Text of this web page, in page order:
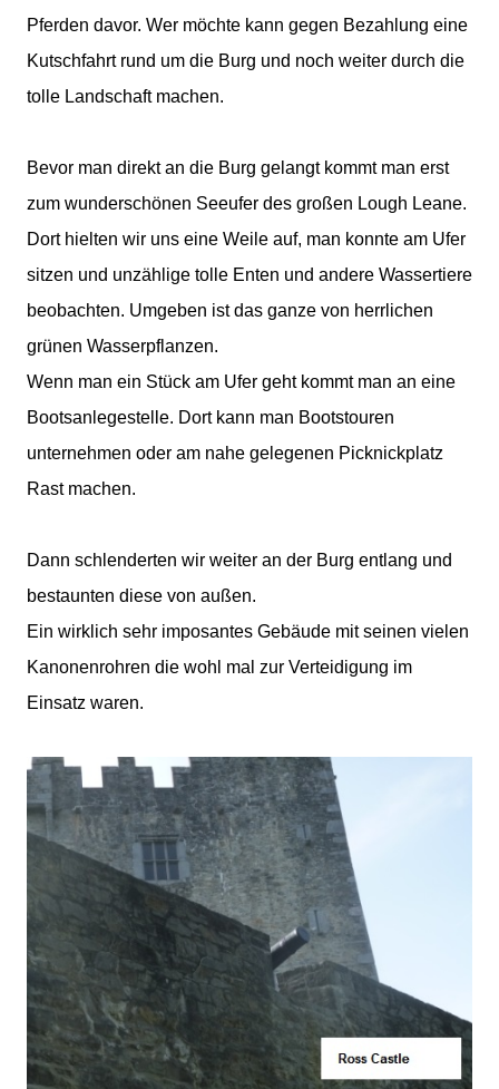
Pferden davor. Wer möchte kann gegen Bezahlung eine
Kutschfahrt rund um die Burg und noch weiter durch die
tolle Landschaft machen.
Bevor man direkt an die Burg gelangt kommt man erst
zum wunderschönen Seeufer des großen Lough Leane.
Dort hielten wir uns eine Weile auf, man konnte am Ufer
sitzen und unzählige tolle Enten und andere Wassertiere
beobachten. Umgeben ist das ganze von herrlichen
grünen Wasserpflanzen.
Wenn man ein Stück am Ufer geht kommt man an eine
Bootsanlegestelle. Dort kann man Bootstouren
unternehmen oder am nahe gelegenen Picknickplatz
Rast machen.
Dann schlenderten wir weiter an der Burg entlang und
bestaunten diese von außen.
Ein wirklich sehr imposantes Gebäude mit seinen vielen
Kanonenrohren die wohl mal zur Verteidigung im
Einsatz waren.